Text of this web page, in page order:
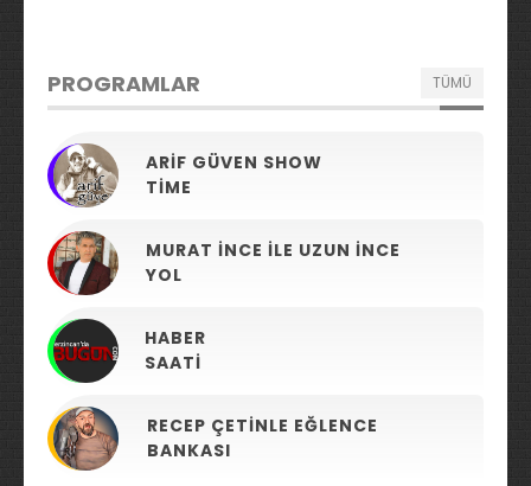
PROGRAMLAR TÜMÜ
ARIF GÜVEN SHOW
TIME
MURAT İNCE ILE UZUN İNCE
YOL
HABER
SAATI
RECEP ÇETINLE EĞLENCE
BANKASI